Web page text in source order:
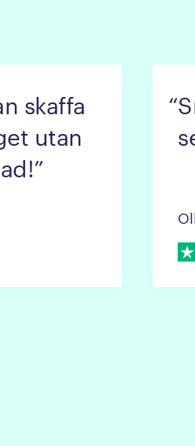
skaffa
utan